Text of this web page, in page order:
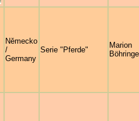
Německo
/
Germany
Serie "Pferde"
Marion